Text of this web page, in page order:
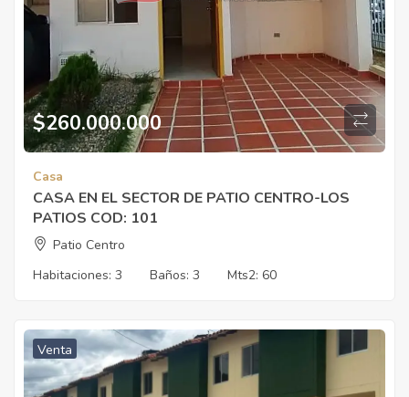
$260.000.000
Casa
CASA EN EL SECTOR DE PATIO CENTRO-LOS
PATIOS COD: 101
Patio Centro
Habitaciones: 3 Baños: 3 Mts2: 60
Venta